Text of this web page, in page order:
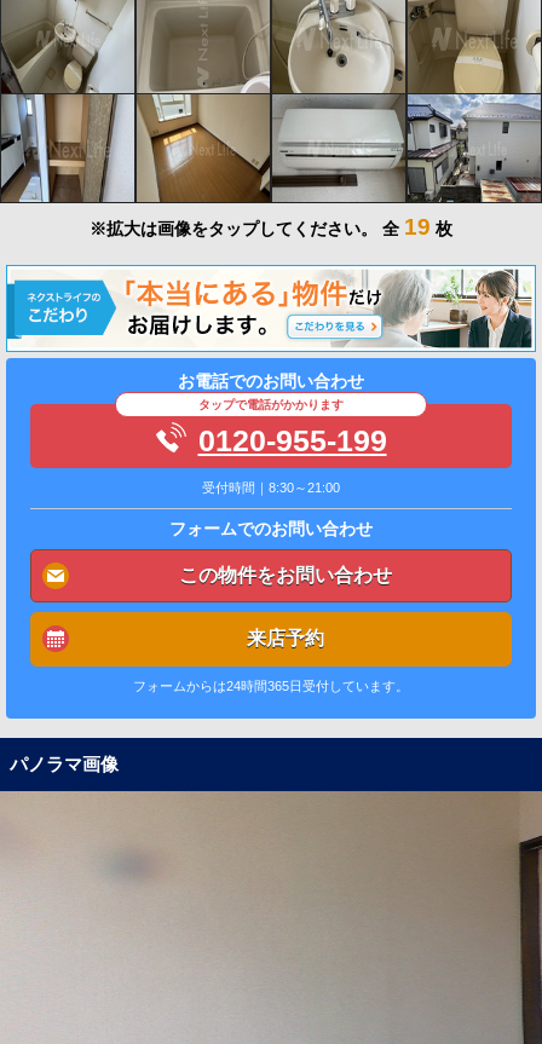
※拡大は画像をタップしてください。 全 19 枚
お電話でのお問い合わせ
タップで電話がかかります
0120-955-199
受付時間｜8:30～21:00
フォームでのお問い合わせ
この物件をお問い合わせ
来店予約
フォームからは24時間365日受付しています。
パノラマ画像